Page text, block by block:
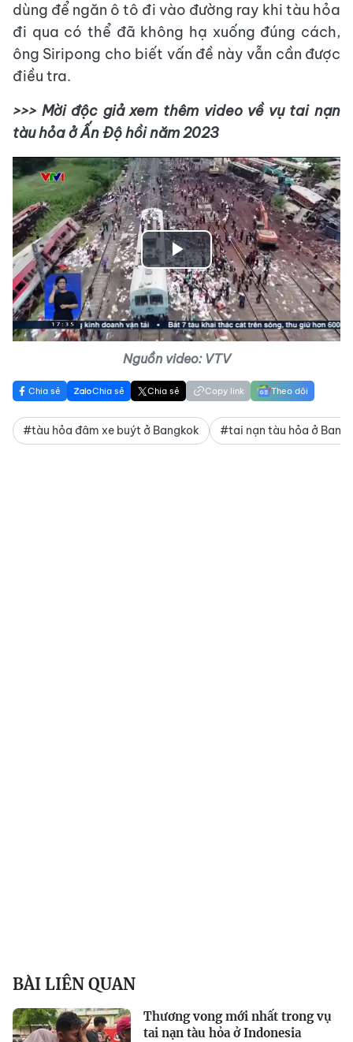
dùng để ngăn ô tô đi vào đường ray khi tàu hỏa
đi qua có thể đã không hạ xuống đúng cách,
ông Siripong cho biết vấn đề này vẫn cần được
điều tra.
>>> Mời độc giả xem thêm video về vụ tai nạn
tàu hỏa ở Ấn Độ hồi năm 2023
Play
Video
Nguồn video: VTV
Chia sẻ Chia sẻ Chia sẻ Copy link Theo dõi
#tàu hỏa đâm xe buýt ở Bangkok #tai nạn tàu hỏa ở
BÀI LIÊN QUAN
Thương vong mới nhất trong vụ
tai nạn tàu hỏa ở Indonesia